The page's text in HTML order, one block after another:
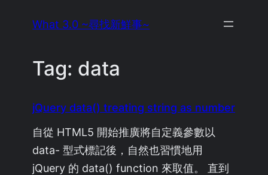
What 3.0 ~尋找新鮮事~
Tag: data
jQuery data() treating string as number
自從 HTML5 開始推廣將自定義參數以
data- 型式標記後，自然也習慣地用
jQuery 的 data() function 來取值。 直到